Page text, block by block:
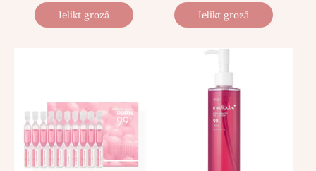
Ielikt grozā Ielikt grozā